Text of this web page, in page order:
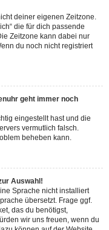
deiner eigenen Zeitzone.
die für dich passende
Zeitzone kann dabei nur
du noch nicht registriert
geht immer noch
eingestellt hast und die
vermutlich falsch.
beheben kann.
Auswahl!
Sprache nicht installiert
übersetzt. Frage ggf.
das du benötigst,
wir uns freuen, wenn du